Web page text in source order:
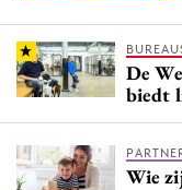
De
biedt
Wie